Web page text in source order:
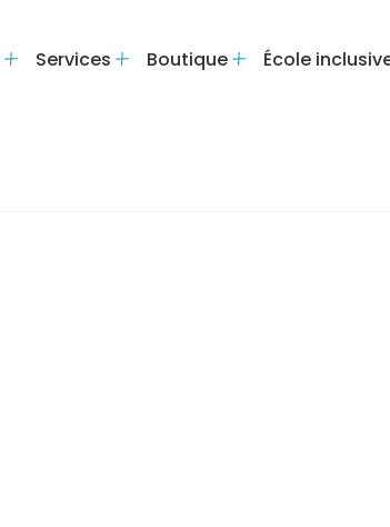
Services Boutique École